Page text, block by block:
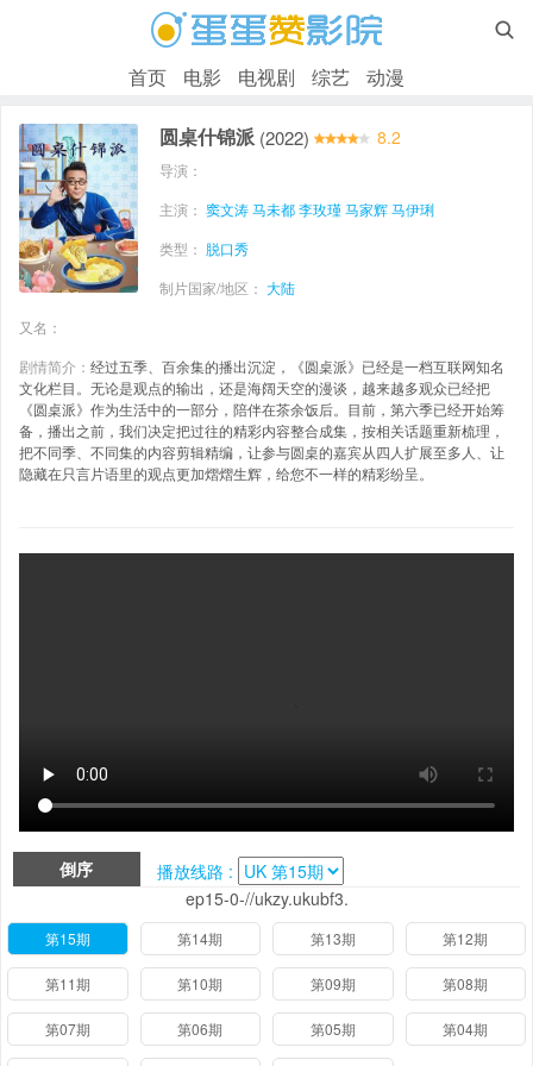

首页 电影 电视剧 综艺 动漫
圆桌什锦派 (2022) 8.2
导演：
主演： 窦文涛马未都李玫瑾马家辉马伊琍
类型： 脱口秀
制片国家/地区： 大陆
又名：
剧情简介： 经过五季、百余集的播出沉淀，《圆桌派》已经是一档互联网知名
文化栏目。无论是观点的输出，还是海阔天空的漫谈，越来越多观众已经把
《圆桌派》作为生活中的一部分，陪伴在茶余饭后。目前，第六季已经开始筹
备，播出之前，我们决定把过往的精彩内容整合成集，按相关话题重新梳理，
把不同季、不同集的内容剪辑精编，让参与圆桌的嘉宾从四人扩展至多人、让
隐藏在只言片语里的观点更加熠熠生辉，给您不一样的精彩纷呈。
倒序
播放线路 :
ep15-0-//ukzy.ukubf3.
第15期 第14期 第13期 第12期
第11期 第10期 第09期 第08期
第07期 第06期 第05期 第04期